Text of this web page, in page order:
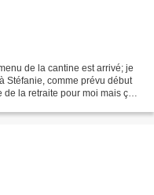
de la cantine est arrivé; je
Stéfanie, comme prévu début
de la retraite pour moi mais ça